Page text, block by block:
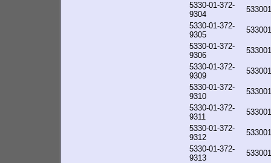
5330-01-372-
9304
5330-01-372-
9305
5330-01-372-
9306
5330-01-372-
9309
5330-01-372-
9310
5330-01-372-
9311
5330-01-372-
9312
5330-01-372-
9313